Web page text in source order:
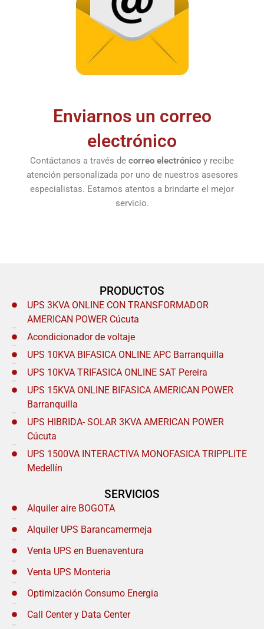
Enviarnos un correo
electrónico
Contáctanos a través de correo electrónico y recibe
atención personalizada por uno de nuestros asesores
especialistas. Estamos atentos a brindarte el mejor
servicio.
PRODUCTOS
UPS 3KVA ONLINE CON TRANSFORMADOR
AMERICAN POWER Cúcuta
Acondicionador de voltaje
UPS 10KVA BIFASICA ONLINE APC Barranquilla
UPS 10KVA TRIFASICA ONLINE SAT Pereira
UPS 15KVA ONLINE BIFASICA AMERICAN POWER
Barranquilla
UPS HIBRIDA- SOLAR 3KVA AMERICAN POWER
Cúcuta
UPS 1500VA INTERACTIVA MONOFASICA TRIPPLITE
Medellín
SERVICIOS
Alquiler aire BOGOTA
Alquiler UPS Barancamermeja
Venta UPS en Buenaventura
Venta UPS Monteria
Optimización Consumo Energia
Call Center y Data Center